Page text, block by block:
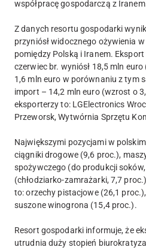
współpracę gospodarczą z
Z danych resortu gospodarki
przyniósł widocznego ożywienia
pomiędzy Polską i Iranem.
czerwiec br. wyniósł 18,5 mln
1,6 mln euro w porównaniu z tym
import – 14,2 mln euro (wzrost o
eksporterzy to: LGElectronics
Przeworsk, Wytwórnia Sprzętu
Największymi pozycjami w
ciągniki drogowe (9,6 proc.),
spożywczego (do produkcji
(chłodziarko-zamrażarki, 7,7
to: orzechy pistacjowe (26,1
suszone winogrona (15,4 proc.).
Resort gospodarki informuje, że
utrudnia duży stopień